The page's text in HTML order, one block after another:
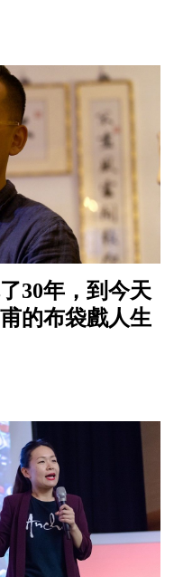
30年，到今天
的布袋戲人生